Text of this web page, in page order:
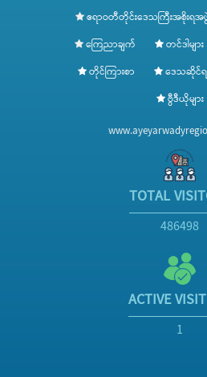
ဧရာဝတီတိုင်းဒေသကြီးအစိုးရ
ကြေညာချက်
တင်ဒါများ
တိုင်ကြားစာ
ဒေသဆိုင်ရ
ဗွီဒီယိုများ
TOTAL
486498
ACTIVE
1